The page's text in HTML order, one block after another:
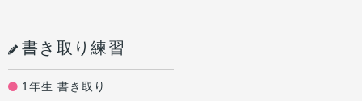
書き取り練習
1年生 書き取り